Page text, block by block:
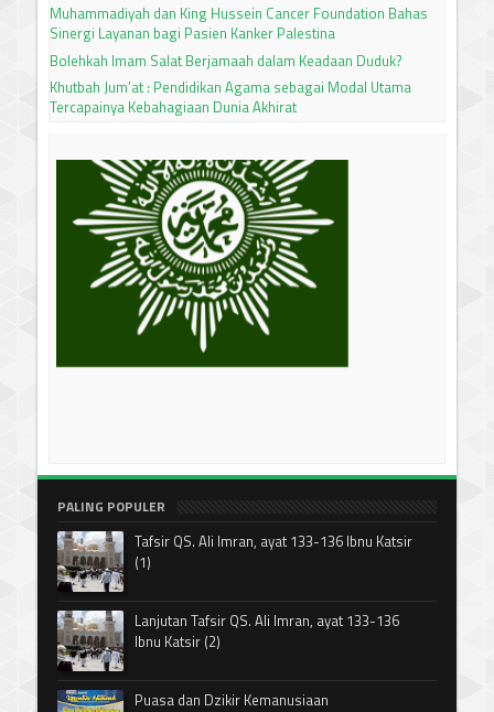
Muhammadiyah dan King Hussein Cancer Foundation Bahas
Sinergi Layanan bagi Pasien Kanker Palestina
Bolehkah Imam Salat Berjamaah dalam Keadaan Duduk?
Khutbah Jum’at : Pendidikan Agama sebagai Modal Utama
Tercapainya Kebahagiaan Dunia Akhirat
PALING POPULER
Tafsir QS. Ali Imran, ayat 133-136 Ibnu Katsir
(1)
Lanjutan Tafsir QS. Ali Imran, ayat 133-136
Ibnu Katsir (2)
Puasa dan Dzikir Kemanusiaan